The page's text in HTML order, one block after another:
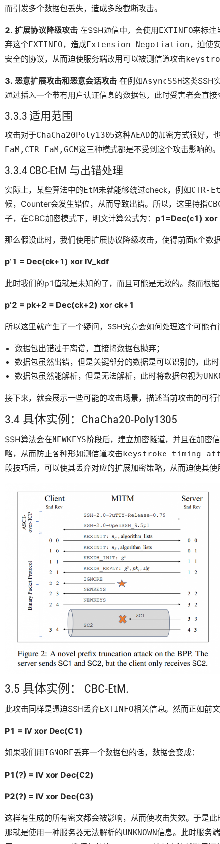
而引发多个数据包丢失，造成多段截断攻击。
2. 扩展协议降级攻击 在SSH通信中，会使用 EXTINFO来标注
弃这个EXTINFO，造成Extension Negotiation，迫使
安全的协议，从而迫使服务端改用可以被测信道攻击
3. 恶意扩展攻击和恶意会话攻击 在例如AsyncSSH这类SSH
通过插入一个带有用户认证信息的数据包，此时受害者会直
3.3.3 适用范围
攻击对于ChaCha20Poly1305这种AEAD的加密方式很好，
EaM,CTR-EaM,GCM这三种模式都是不受到这个攻击影响的
3.3.4 CBC-EtM 与出错处理
实际上，某些算法中的EtM未就能够绕过check，例如CTR-
候，Counter会发生错位，从而导致出错。所以，这里特指
子，在CBC加密模式下，明文计算公式为： p1=Dec(c1) xor
那么假设此时，我们使用扩展协议降级攻击，使得前面k个数
p’1 = Dec(ck+1) xor IV_kdf
此时我们的p1值就是未知的了，而且可能是无效的。然而根
p’2 = pk+2 = Dec(ck+2) xor ck+1
所以这里就产生了一个疑问，SSH究竟会如何处理这个可能
数据包出错过于离谱，直接将数据包抛弃；
数据包虽然出错，但是关键部分的数据是可以识别的，此
数据包虽然能解析，但是无法解析，此时将数据包视为
接下来，就会展示一些可能的攻击场景，描述当前攻击的可行
3.4 具体实例：ChaCha20-Poly1305
SSH算法会在NEWKEYS阶段后，建立加密隧道，并且在加密
略，从而防止各种形如测信道攻击keystroke timing
段技巧后，可以使其丢弃对应的扩展加密策略，从而迫使其
3.5 具体实例： CBC-EtM.
此攻击同样是逼迫SSH丢弃EXTINFO相关信息。然而正如前
P1 = IV xor Dec(C1)
如果我们用 IGNORE丢弃一个数据包的话，数据会变成：
P1(?) = IV xor Dec(C2)
P2(?) = IV xor Dec(C3)
这样有生成的所有密文都会被影响，从而使攻击失效。于是
那就是使用一种服务器无法解析的UNKNOWN信息。此时服务